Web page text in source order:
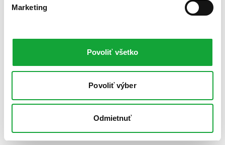
Marketing
Povoliť všetko
Povoliť výber
Odmietnuť